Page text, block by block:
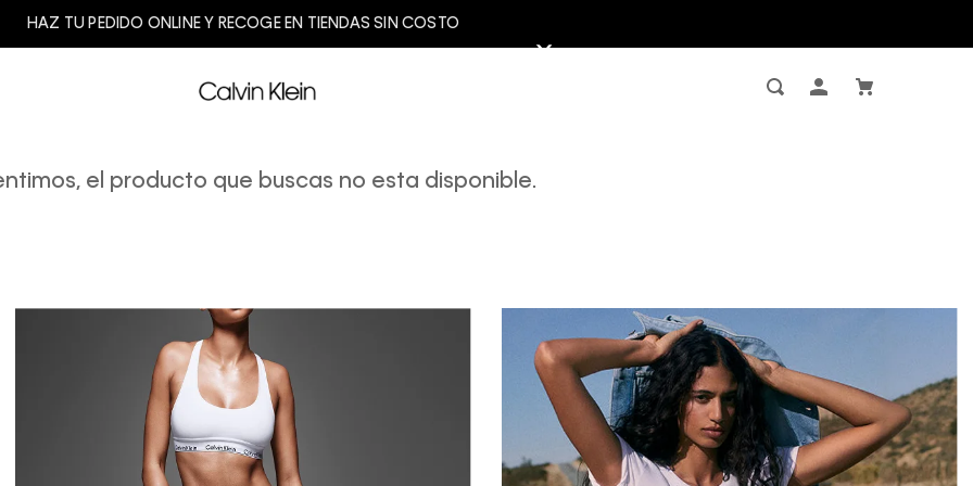
HAZ TU PEDIDO ONLINE Y RECOGE EN TIENDAS SIN COSTO
el producto que buscas no esta disponible.